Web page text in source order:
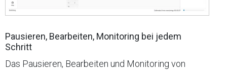
Pausieren, Bearbeiten, Monitoring bei jedem
Schritt
Das Pausieren, Bearbeiten und Monitoring von